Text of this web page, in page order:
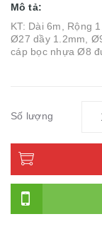
Mô tả:
KT: Dài 6m, Rộng
Ø27 dầy 1.2mm,
cáp bọc nhựa Ø8
Số lượng